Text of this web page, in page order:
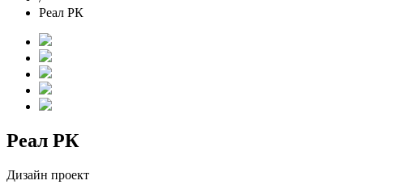
Реал РК
Реал РК
Дизайн проект